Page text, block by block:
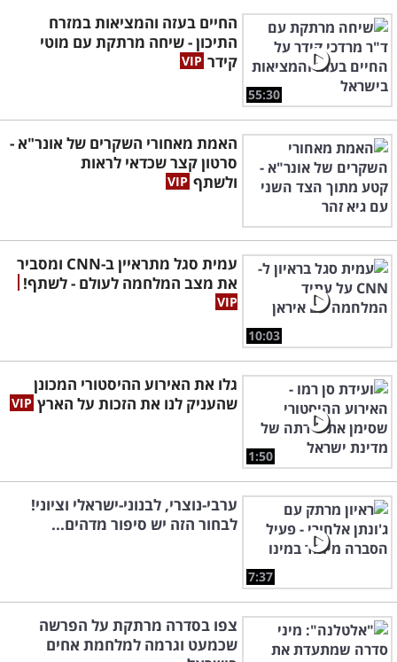
55:30
החיים בעזה והמציאות במזרח
התיכון - שיחה מרתקת עם מוטי
קידר
האמת מאחורי השקרים של אונר"א -
סרטון קצר שכדאי לראות
ולשתף
10:03
עמית סגל מתראיין ב-CNN ומסביר
את מצב המלחמה לעולם - לשתף!
1:50
גלו את האירוע ההיסטורי המכונן
שהעניק לנו את הזכות על הארץ
7:37
ערבי-נוצרי, לבנוני-ישראלי וציוני!
לבחור הזה יש סיפור מדהים...
צפו בסדרה מרתקת על הפרשה
שכמעט וגרמה למלחמת אחים